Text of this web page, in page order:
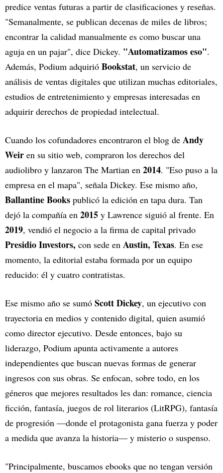
predice ventas futuras a partir de clasificaciones y reseñas.
"Semanalmente, se publican decenas de miles de libros;
encontrar la calidad manualmente es como buscar una
aguja en un pajar", dice Dickey. "Automatizamos eso".
Además, Podium adquirió Bookstat, un servicio de
análisis de ventas digitales que utilizan muchas editoriales,
estudios de entretenimiento y empresas interesadas en
adquirir derechos de propiedad intelectual.
Cuando los cofundadores encontraron el blog de Andy
Weir en su sitio web, compraron los derechos del
audiolibro y lanzaron The Martian en 2014. "Eso puso a la
empresa en el mapa", señala Dickey. Ese mismo año,
Ballantine Books publicó la edición en tapa dura. Tan
dejó la compañía en 2015 y Lawrence siguió al frente. En
2019, vendió el negocio a la firma de capital privado
Presidio Investors, con sede en Austin, Texas. En ese
momento, la editorial estaba formada por un equipo
reducido: él y cuatro contratistas.
Ese mismo año se sumó Scott Dickey, un ejecutivo con
trayectoria en medios y contenido digital, quien asumió
como director ejecutivo. Desde entonces, bajo su
liderazgo, Podium apunta activamente a autores
independientes que buscan nuevas formas de generar
ingresos con sus obras. Se enfocan, sobre todo, en los
géneros que mejores resultados les dan: romance, ciencia
ficción, fantasía, juegos de rol literarios (LitRPG), fantasía
de progresión —donde el protagonista gana fuerza y poder
a medida que avanza la historia— y misterio o suspenso.
"Principalmente, buscamos ebooks que no tengan versión